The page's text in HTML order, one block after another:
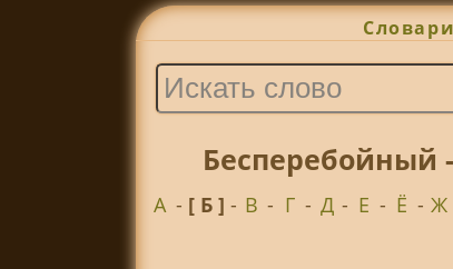
Словари
Бесперебойный
А - [ Б ] - В - Г - Д - Е - Ё - Ж